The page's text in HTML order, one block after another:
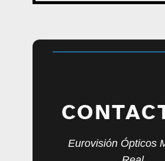
Eurovisión Ópticos